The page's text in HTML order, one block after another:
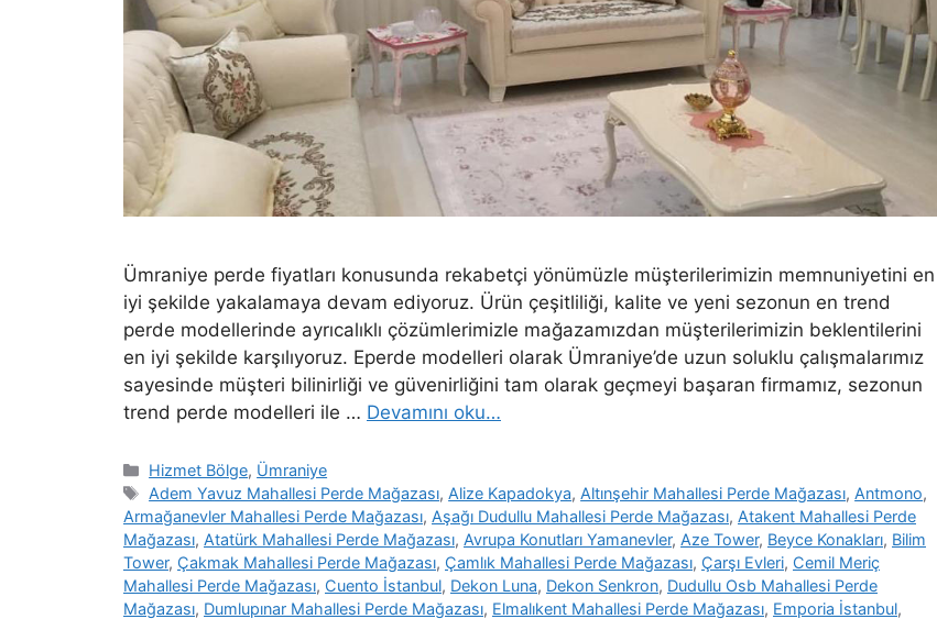
Ümraniye perde fiyatları konusunda rekabetçi yönümüzle müşterilerimizin memnuniyetini en
iyi şekilde yakalamaya devam ediyoruz. Ürün çeşitliliği, kalite ve yeni sezonun en trend
perde modellerinde ayrıcalıklı çözümlerimizle mağazamızdan müşterilerimizin beklentilerini
en iyi şekilde karşılıyoruz. Eperde modelleri olarak Ümraniye’de uzun soluklu çalışmalarımız
sayesinde müşteri bilinirliği ve güvenirliğini tam olarak geçmeyi başaran firmamız, sezonun
trend perde modelleri ile … Devamını oku…
Hizmet Bölge, Ümraniye
Adem Yavuz Mahallesi Perde Mağazası, Alize Kapadokya, Altınşehir Mahallesi Perde Mağazası, Antmono,
Armağanevler Mahallesi Perde Mağazası, Aşağı Dudullu Mahallesi Perde Mağazası, Atakent Mahallesi Perde
Mağazası, Atatürk Mahallesi Perde Mağazası, Avrupa Konutları Yamanevler, Aze Tower, Beyce Konakları, Bilim
Tower, Çakmak Mahallesi Perde Mağazası, Çamlık Mahallesi Perde Mağazası, Çarşı Evleri, Cemil Meriç
Mahallesi Perde Mağazası, Cuento İstanbul, Dekon Luna, Dekon Senkron, Dudullu Osb Mahallesi Perde
Mağazası, Dumlupınar Mahallesi Perde Mağazası, Elmalıkent Mahallesi Perde Mağazası, Emporia İstanbul,